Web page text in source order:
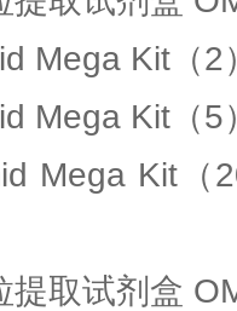
Mega Kit（
Mega Kit（
Mega Kit（
提取试剂盒